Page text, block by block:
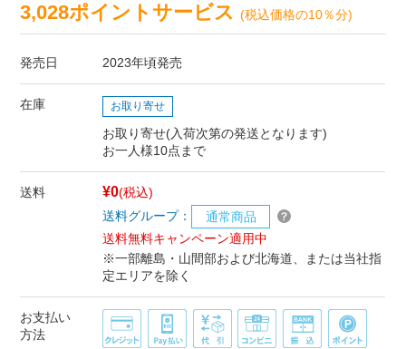
3,028ポイントサービス(税込価格の10％分)
発売日 2023年頃発売
在庫 お取り寄せ
お取り寄せ(入荷次第の発送となります)
お一人様10点まで
送料 ¥0(税込)
送料グループ：
通常商品
送料無料キャンペーン適用中
※一部離島・山間部および北海道、または当社指
定エリアを除く
お支払い
方法